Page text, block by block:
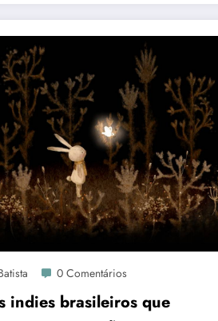
0 Comentários
indies brasileiros que